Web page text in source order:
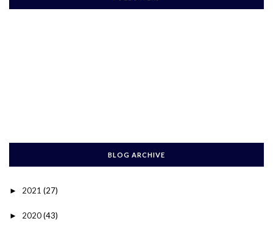
BLOG ARCHIVE
► 2021 (27)
► 2020(43)